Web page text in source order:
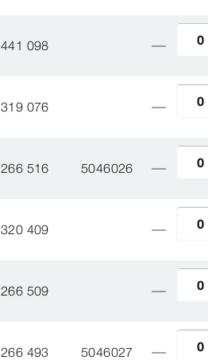
441 098
319 076
266 516 5046026
320 409
266 509
266 493 5046027